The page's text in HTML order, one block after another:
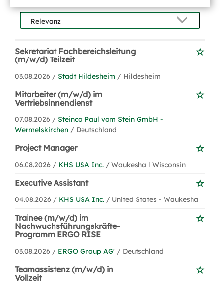
Sekretariat Fachbereichsleitung
(m/w/d) Teilzeit
03.08.2026 / Stadt Hildesheim / Hildesheim
Mitarbeiter (m/w/d) im
Vertriebsinnendienst
07.08.2026 / Steinco Paul vom Stein GmbH -
Wermelskirchen / Deutschland
Project Manager
06.08.2026 / KHS USA Inc. / Waukesha ǀ Wisconsin
Executive Assistant
04.08.2026 / KHS USA Inc. / United States - Waukesha
Trainee (m/w/d) im
Nachwuchsführungskräfte-
Programm ERGO RISE
03.08.2026 / ERGO Group AG' / Deutschland
Teamassistenz (m/w/d) in
Vollzeit